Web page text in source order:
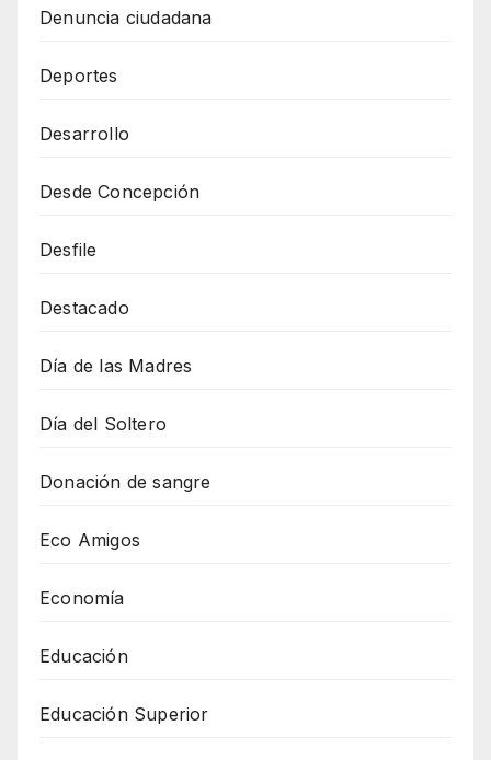
Denuncia ciudadana
Deportes
Desarrollo
Desde Concepción
Desfile
Destacado
Día de las Madres
Día del Soltero
Donación de sangre
Eco Amigos
Economía
Educación
Educación Superior